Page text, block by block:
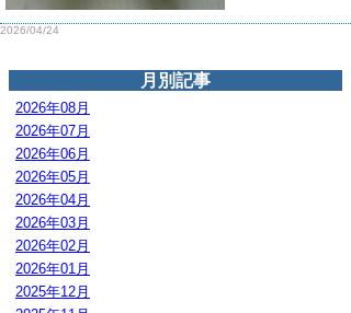
2026/04/24
月別記事
2026年08月
2026年07月
2026年06月
2026年05月
2026年04月
2026年03月
2026年02月
2026年01月
2025年12月